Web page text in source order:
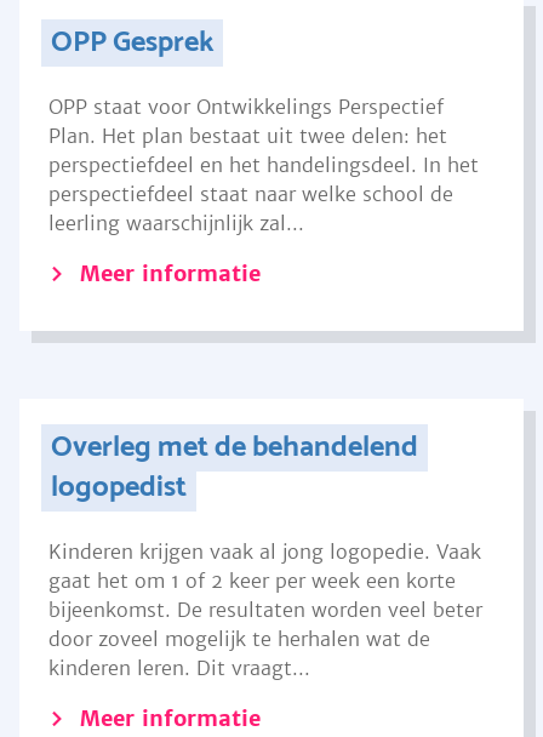
OPP Gesprek
OPP staat voor Ontwikkelings Perspectief
Plan. Het plan bestaat uit twee delen: het
perspectiefdeel en het handelingsdeel. In het
perspectiefdeel staat naar welke school de
leerling waarschijnlijk zal...
Meer informatie
Overleg met de behandelend
logopedist
Kinderen krijgen vaak al jong logopedie. Vaak
gaat het om 1 of 2 keer per week een korte
bijeenkomst. De resultaten worden veel beter
door zoveel mogelijk te herhalen wat de
kinderen leren. Dit vraagt...
Meer informatie